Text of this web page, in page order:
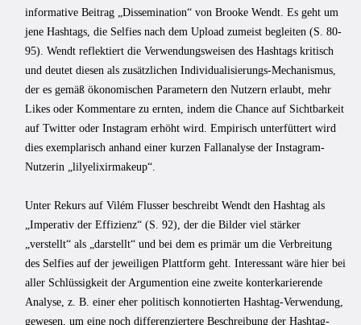
informative Beitrag „Dissemination“ von Brooke Wendt. Es geht um
jene Hashtags, die Selfies nach dem Upload zumeist begleiten (S. 80-
95). Wendt reflektiert die Verwendungsweisen des Hashtags kritisch
und deutet diesen als zusätzlichen Individualisierungs-Mechanismus,
der es gemäß ökonomischen Parametern den Nutzern erlaubt, mehr
Likes oder Kommentare zu ernten, indem die Chance auf Sichtbarkeit
auf Twitter oder Instagram erhöht wird. Empirisch unterfüttert wird
dies exemplarisch anhand einer kurzen Fallanalyse der Instagram-
Nutzerin „lilyelixirmakeup“.
Unter Rekurs auf Vilém Flusser beschreibt Wendt den Hashtag als
„Imperativ der Effizienz“ (S. 92), der die Bilder viel stärker
„verstellt“ als „darstellt“ und bei dem es primär um die Verbreitung
des Selfies auf der jeweiligen Plattform geht. Interessant wäre hier bei
aller Schlüssigkeit der Argumention eine zweite konterkarierende
Analyse, z. B. einer eher politisch konnotierten Hashtag-Verwendung,
gewesen, um eine noch differenziertere Beschreibung der Hashtag-